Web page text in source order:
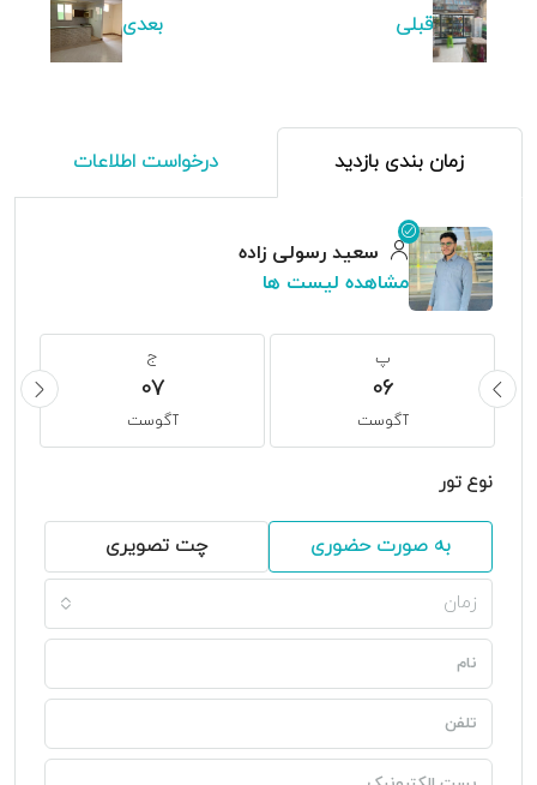
قبلی بعدی
زمان بندی بازدید درخواست اطلاعات
سعید رسولی زاده
مشاهده لیست ها
پ
06
آگوست
ج
07
آگوست
نوع تور
به صورت حضوری چت تصویری
زمان